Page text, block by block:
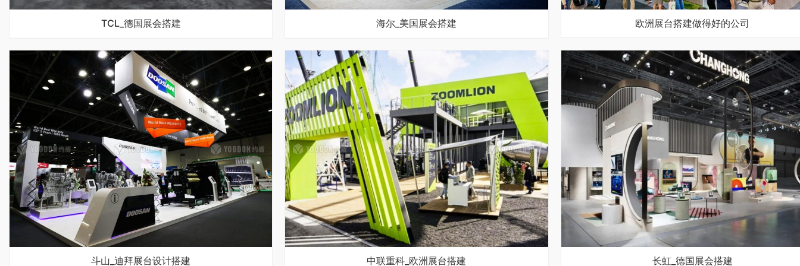
TCL_德国展会搭建 海尔_美国展会搭建 欧洲展台搭建做得好的公司
斗山_迪拜展台设计搭建 中联重科_欧洲展台搭建 长虹_德国展会搭建